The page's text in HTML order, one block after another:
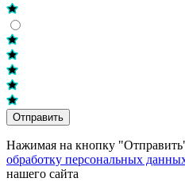
Отправить
Нажимая на кнопку
обработку персональных
нашего сайта